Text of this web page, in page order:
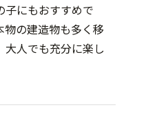
子にもおすすめで
物の建造物も多く移
人でも充分に楽し